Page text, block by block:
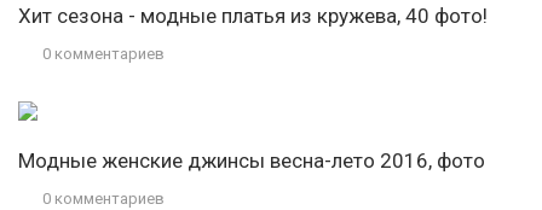
Хит сезона - модные платья из кружева, 40 фото!
0 комментариев
Модные женские джинсы весна-лето 2016, фото
0 комментариев